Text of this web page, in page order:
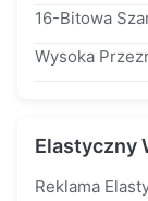
Elastyczny